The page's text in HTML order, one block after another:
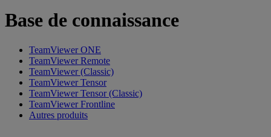
Base de connaissance
TeamViewer ONE
TeamViewer Remote
TeamViewer (Classic)
TeamViewer Tensor
TeamViewer Tensor (Classic)
TeamViewer Frontline
Autres produits